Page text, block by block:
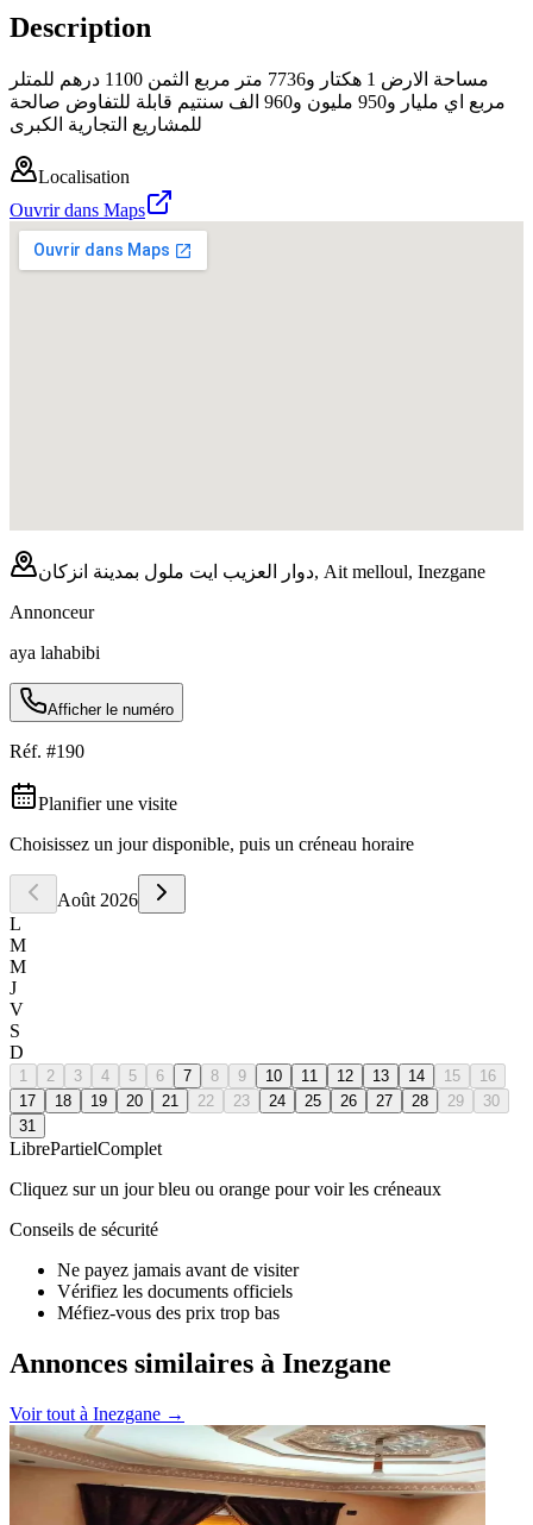
Description
مساحة الارض 1 هكتار و7736 متر مربع الثمن 1100 درهم للمتلر
مربع اي مليار و950 مليون و960 الف سنتيم قابلة للتفاوض صالحة
للمشاريع التجارية الكبرى
Localisation
Ouvrir dans Maps
دوار العزيب ايت ملول بمدينة انزكان, Ait melloul, Inezgane
Annonceur
aya lahabibi
Afficher le numéro
Réf. #190
Planifier une visite
Choisissez un jour disponible, puis un créneau horaire
Août 2026
L
M
M
J
V
S
D
1 2 3 4 5 6 7 8 9 10 11 12 13 14 15
16
17
18 19 20 21 22 23 24 25 26 27 28 29
30
31
LibrePartielComplet
Cliquez sur un jour bleu ou orange pour voir les créneaux
Conseils de sécurité
Ne payez jamais avant de visiter
Vérifiez les documents officiels
Méfiez-vous des prix trop bas
Annonces similaires à Inezgane
Voir tout à Inezgane →